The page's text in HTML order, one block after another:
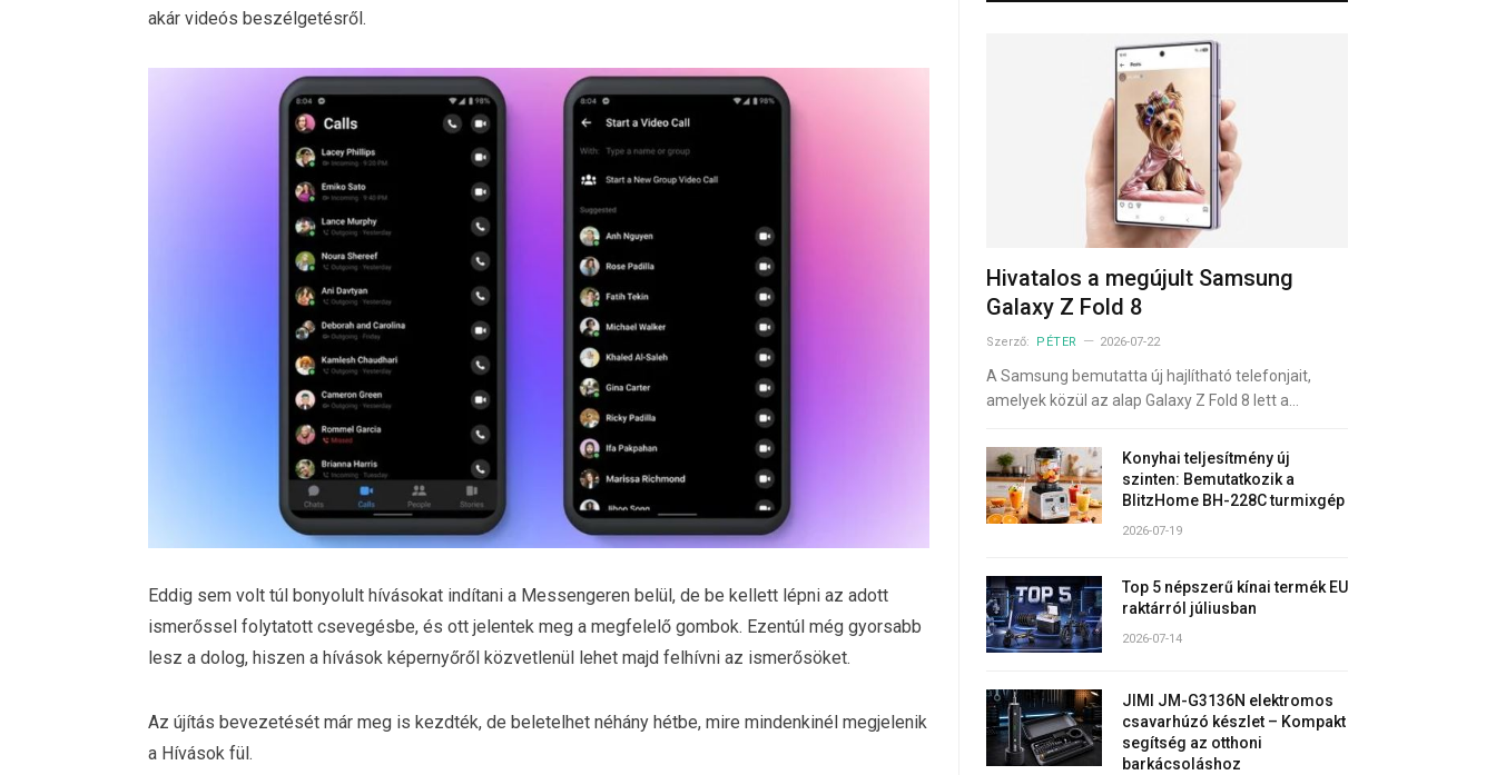
akár videós beszélgetésről.
Eddig sem volt túl bonyolult hívásokat indítani a Messengeren belül, de be kellett lépni az adott
ismerőssel folytatott csevegésbe, és ott jelentek meg a megfelelő gombok. Ezentúl még gyorsabb
lesz a dolog, hiszen a hívások képernyőről közvetlenül lehet majd felhívni az ismerősöket.
Az újítás bevezetését már meg is kezdték, de beletelhet néhány hétbe, mire mindenkinél megjelenik
a Hívások fül.
Hivatalos a megújult Samsung
Galaxy Z Fold 8
Szerző: PÉTER 2026-07-22
A Samsung bemutatta új hajlítható telefonjait,
amelyek közül az alap Galaxy Z Fold 8 lett a…
Konyhai teljesítmény új
szinten: Bemutatkozik a
BlitzHome BH-228C turmixgép
2026-07-19
Top 5 népszerű kínai termék EU
raktárról júliusban
2026-07-14
JIMI JM-G3136N elektromos
csavarhúzó készlet – Kompakt
segítség az otthoni
barkácsoláshoz